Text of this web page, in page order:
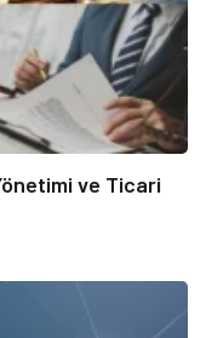
ve Ticari